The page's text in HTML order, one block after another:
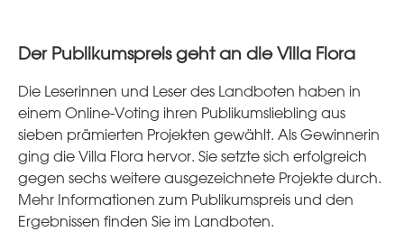
Der Publikumspreis geht an die Villa Flora
Die Leserinnen und Leser des Landboten haben in
einem Online-Voting ihren Publikumsliebling aus
sieben prämierten Projekten gewählt. Als Gewinnerin
ging die Villa Flora hervor. Sie setzte sich erfolgreich
gegen sechs weitere ausgezeichnete Projekte durch.
Mehr Informationen zum Publikumspreis und den
Ergebnissen finden Sie im Landboten.